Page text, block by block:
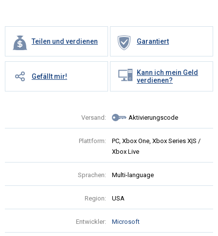
Teilen und verdienen Garantiert
Gefällt mir!
Kann ich mein Geld
verdienen?
Versand: Aktivierungscode
Plattform:
PC, Xbox One, Xbox Series X|S /
Xbox Live
Sprachen: Multi-language
Region: USA
Entwickler: Microsoft